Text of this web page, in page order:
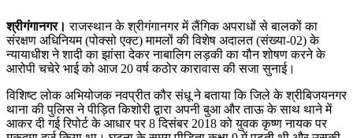
श्रीगंगानगर। राजस्थान के श्रीगंगानगर में लैंगिक अपराधों से बालकों का
संरक्षण अधिनियम (पोक्सो एक्ट) मामलों की विशेष अदालत (संख्या-02) के
न्यायाधीश ने शादी का झांसा देकर नाबालिग लड़की का यौन शोषण करने के
आरोपी चचेरे भाई को आज 20 वर्ष कठोर कारावास की सजा सुनाई।
विशिष्ट लोक अभियोजक नवप्रीत कौर संधू ने बताया कि जिले के श्रीबिजयनगर
थाना की पुलिस ने पीड़ित किशोरी द्वारा अपनी बुआ और ताऊ के साथ थाने में
आकर दी गई रिपोर्ट के आधार पर 8 दिसंबर 2018 को युवक कृष्ण नायक पर